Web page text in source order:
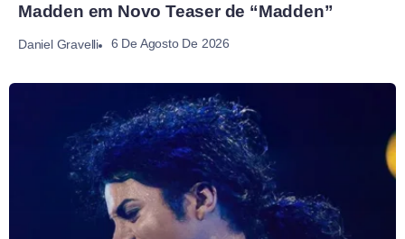
Madden em Novo Teaser de “Madden”
Daniel Gravelli 6 De Agosto De 2026